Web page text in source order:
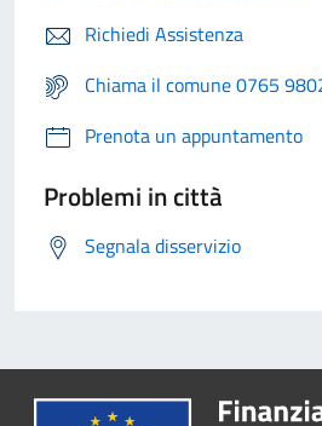
Richiedi Assistenza
Chiama il comune 0765
Prenota un appuntamento
Problemi in città
Segnala disservizio